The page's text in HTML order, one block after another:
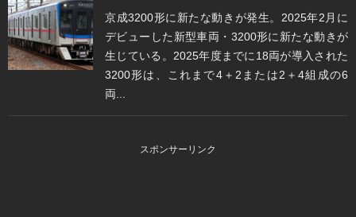
京成3200形に新たな動きが発生。2025年2月に
デビューした新型車両・3200形に新たな動きが
生じている。2025年度までに18両が導入された
3200形は、これまで4＋2または2＋4組成の6
両...
スポンサーリンク